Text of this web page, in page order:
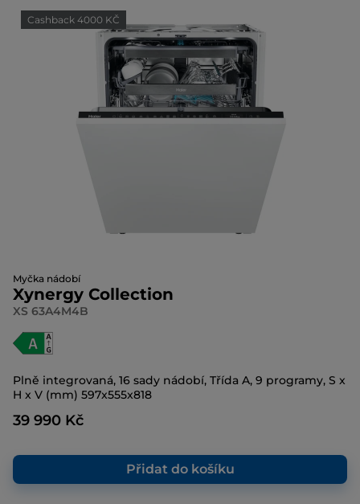
Cashback 4000 KČ
Myčka nádobí
Xynergy Collection
XS 63A4M4B
Plně integrovaná, 16 sady nádobí, Třída A, 9 programy, S x
H x V (mm) 597x555x818
39 990 Kč
Přidat do košíku